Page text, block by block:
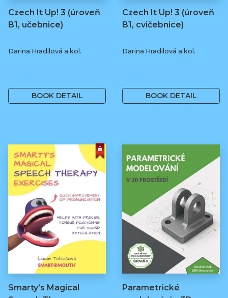
Czech It Up! 3 (úroveň
B1, učebnice)
Darina Hradilová a kol.
BOOK DETAIL
Czech It Up! 3 (úroveň
B1, cvičebnice)
Darina Hradilová a kol.
BOOK DETAIL
Smarty’s Magical
Parametrické